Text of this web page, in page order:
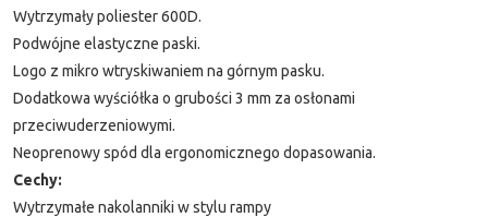
Wytrzymały poliester 600D.
Podwójne elastyczne paski.
Logo z mikro wtryskiwaniem na górnym pasku.
Dodatkowa wyściółka o grubości 3 mm za osłonami
przeciwuderzeniowymi.
Neoprenowy spód dla ergonomicznego dopasowania.
Cechy:
Wytrzymałe nakolanniki w stylu rampy